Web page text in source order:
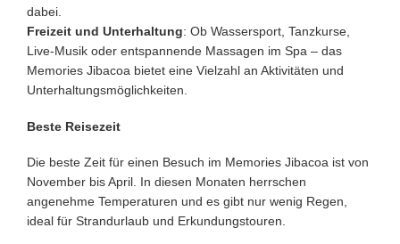
dabei.
Freizeit und Unterhaltung: Ob Wassersport, Tanzkurse,
Live-Musik oder entspannende Massagen im Spa – das
Memories Jibacoa bietet eine Vielzahl an Aktivitäten und
Unterhaltungsmöglichkeiten.
Beste Reisezeit
Die beste Zeit für einen Besuch im Memories Jibacoa ist von
November bis April. In diesen Monaten herrschen
angenehme Temperaturen und es gibt nur wenig Regen,
ideal für Strandurlaub und Erkundungstouren.